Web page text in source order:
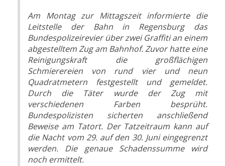
Am Montag zur Mittagszeit informierte die
Leitstelle der Bahn in Regensburg das
Bundespolizeirevier über zwei Graffiti an einem
abgestelltem Zug am Bahnhof. Zuvor hatte eine
Reinigungskraft die großflächigen
Schmierereien von rund vier und neun
Quadratmetern festgestellt und gemeldet.
Durch die Täter wurde der Zug mit
verschiedenen Farben besprüht.
Bundespolizisten sicherten anschließend
Beweise am Tatort. Der Tatzeitraum kann auf
die Nacht vom 29. auf den 30. Juni eingegrenzt
werden. Die genaue Schadenssumme wird
noch ermittelt.